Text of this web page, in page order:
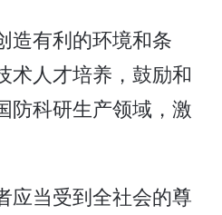
有利的环境和条
术人才培养，鼓励和
防科研生产领域，激
应当受到全社会的尊